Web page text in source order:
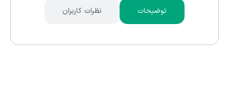
توضیحات نظرات کاربران